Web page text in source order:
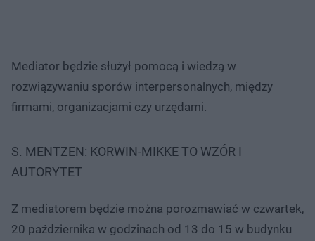
Mediator będzie służył pomocą i wiedzą w
rozwiązywaniu sporów interpersonalnych, między
firmami, organizacjami czy urzędami.
S. MENTZEN: KORWIN-MIKKE TO WZÓR I
AUTORYTET
Z mediatorem będzie można porozmawiać w czwartek,
20 października w godzinach od 13 do 15 w budynku